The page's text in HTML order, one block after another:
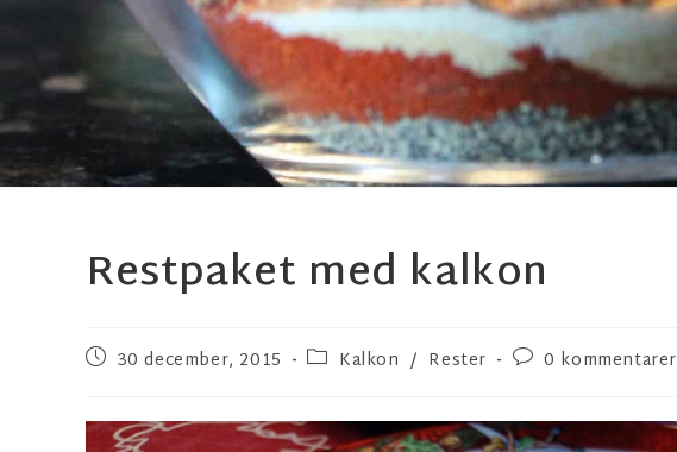
Restpaket med kalkon
30 december, 2015 Kalkon / Rester 0 kommentarer